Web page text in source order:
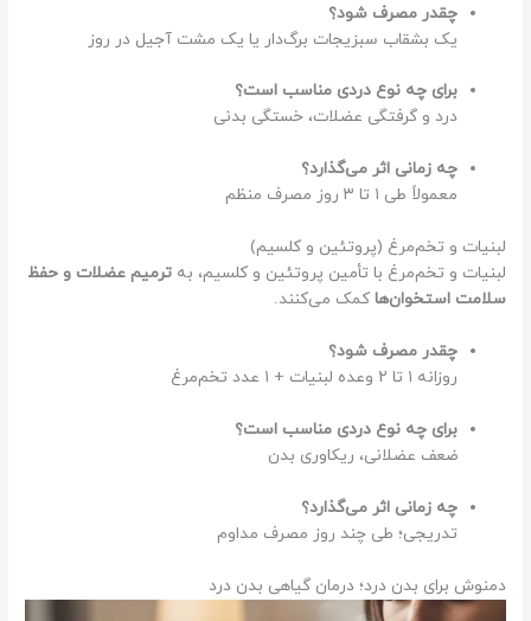
چقدر مصرف شود؟
یک بشقاب سبزیجات برگ‌دار یا یک مشت آجیل در روز
برای چه نوع دردی مناسب است؟
درد و گرفتگی عضلات، خستگی بدنی
چه زمانی اثر می‌گذارد؟
معمولاً طی ۱ تا ۳ روز مصرف منظم
لبنیات و تخم‌مرغ (پروتئین و کلسیم)
لبنیات و تخم‌مرغ با تأمین پروتئین و کلسیم، بهترمیم عضلات و حفظ
سلامت استخوان‌ها کمک می‌کنند.
چقدر مصرف شود؟
روزانه ۱ تا ۲ وعده لبنیات + ۱ عدد تخم‌مرغ
برای چه نوع دردی مناسب است؟
ضعف عضلانی، ریکاوری بدن
چه زمانی اثر می‌گذارد؟
تدریجی؛ طی چند روز مصرف مداوم
دمنوش برای بدن درد؛ درمان گیاهی بدن درد